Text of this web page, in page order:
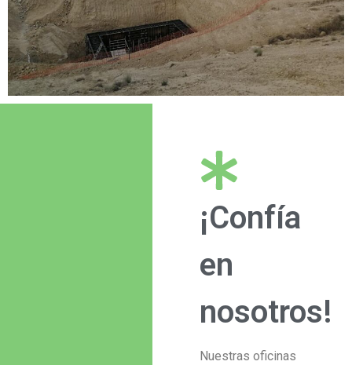
¡Confía
en
nosotros!
Nuestras oficinas